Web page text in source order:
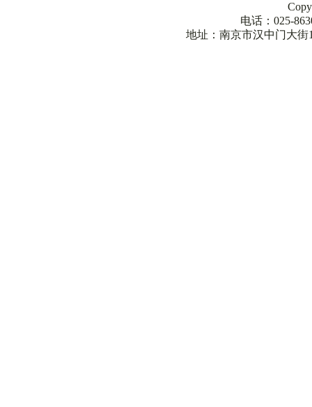
电话：025-
地址：南京市汉中门大